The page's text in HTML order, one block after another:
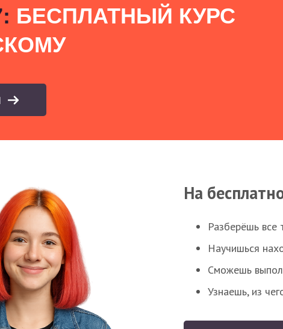
БЕСПЛАТНЫЙ КУРС
На
Разберёшь все
Научишься
Сможешь
Узнаешь, из